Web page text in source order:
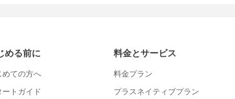
める前に
めての方へ
ートガイド
料金とサービス
料金プラン
プラスネイティブプラン